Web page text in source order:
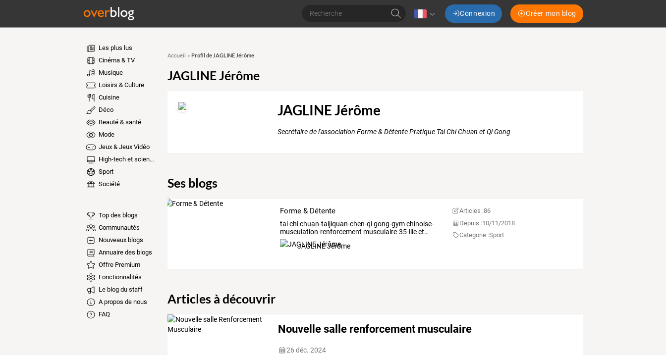
Connexion Créer mon blog
Les plus lus
Cinéma & TV
Musique
Loisirs & Culture
Cuisine
Déco
Beauté & santé
Mode
Jeux & Jeux Vidéo
High-tech et sciences
Sport
Société
Top des blogs
Communautés
Nouveaux blogs
Annuaire des blogs
Offre Premium
Fonctionnalités
Le blog du staff
A propos de nous
FAQ
Accueil » Profil de JAGLINE Jérôme
JAGLINE Jérôme
JAGLINE Jérôme
Secrétaire de l'association Forme & Détente Pratique Tai Chi Chuan et Qi Gong
Ses blogs
Forme & Détente
taichichuan-taijiquan-chen-qigong-gymchinoise-
musculation-renforcement musculaire-35-illeet…
JAGLINE Jérôme
Articles :86
Depuis :10/11/2018
Categorie :Sport
Articles à découvrir
Nouvelle salle renforcement musculaire
26 déc. 2024